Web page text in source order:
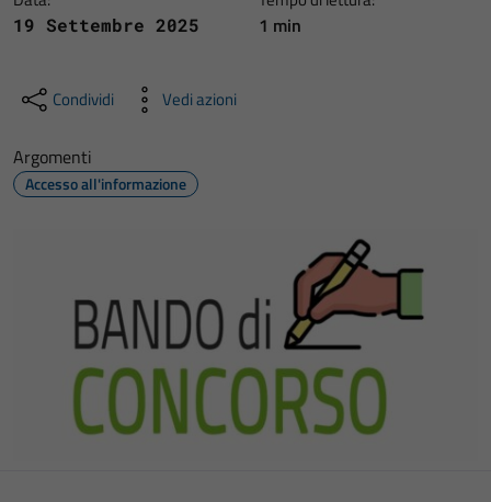
19 Settembre 2025 1 min
Condividi Vedi azioni
Argomenti
Accesso all'informazione